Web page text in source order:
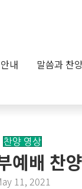
내 말씀과 찬
찬양 영상
배 찬
11, 2021